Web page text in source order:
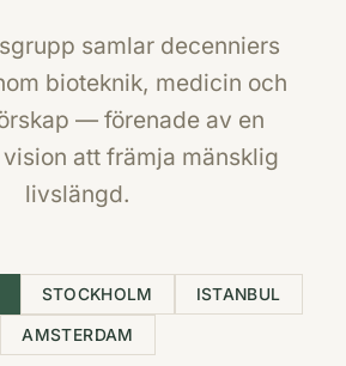
samlar decenniers
bioteknik, medicin och
— förenade av en
att främja mänsklig
livslängd.
STOCKHOLM ISTANBUL
AMSTERDAM